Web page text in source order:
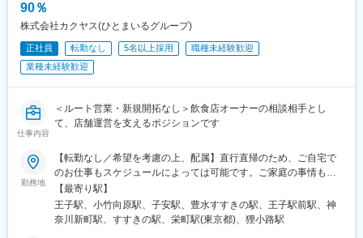
90％
株式会社カクヤス(ひとまいるグループ)
正社員 転勤なし 5名以上採用
職種未経験歓迎
業種未経験歓迎
仕事内容
＜ルート営業・新規開拓なし＞飲食店オーナーの相談相手とし
て、店舗運営を支えるポジションです
勤務地
【転勤なし／希望を考慮の上、配属】直行直帰のため、ご自宅で
のお仕事もスケジュールによっては可能です。ご家庭の事情も考
慮し、リモートワーク等もご相談可能です。■本社第四ビル／東京
都北区豊島2-2-6最寄り駅：王子駅■小茂根オフィス／東京都板橋
区小茂根3-5-5最寄り駅：小竹向原駅■東神奈川オフィス／神奈川
【最寄り駅】
王子駅、小竹向原駅、子安駅、豊水すすきの駅、王子駅前駅、神
奈川新町駅、すすきの駅、栄町駅(東京都)、狸小路駅